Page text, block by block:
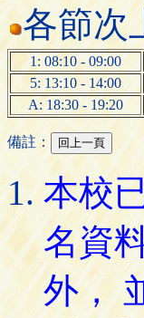
各節次
1: 08:10 - 09:00
5: 13:10 - 14:00
A: 18:30 - 19:20
備註：
本校
名資
外，